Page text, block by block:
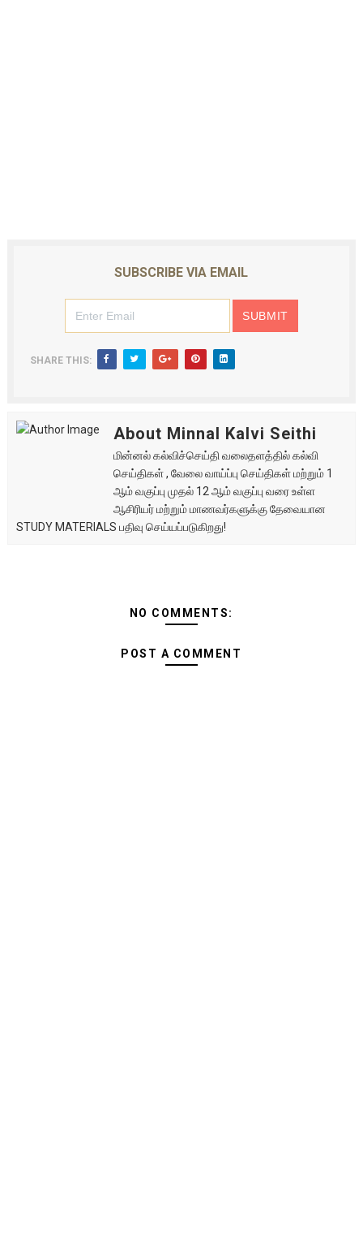
SUBSCRIBE VIA EMAIL
SHARE THIS:
About Minnal Kalvi Seithi
மின்னல் கல்விச்செய்தி வலைதளத்தில் கல்வி
செய்திகள் , வேலை வாய்ப்பு செய்திகள் மற்றும் 1
ஆம் வகுப்பு முதல் 12 ஆம் வகுப்பு வரை உள்ள
ஆசிரியர் மற்றும் மாணவர்களுக்கு தேவையான
STUDY MATERIALS பதிவு செய்யப்படுகிறது!
NO COMMENTS:
POST A COMMENT